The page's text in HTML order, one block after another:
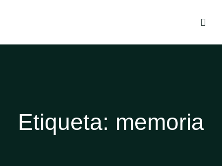
Etiqueta: memoria